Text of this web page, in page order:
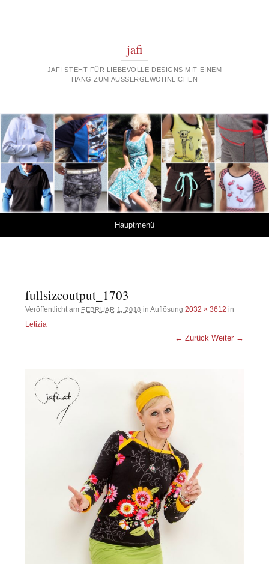
jafi
JAFI STEHT FÜR LIEBEVOLLE DESIGNS MIT EINEM
HANG ZUM AUSSERGEWÖHNLICHEN
Hauptmenü
fullsizeoutput_1703
Veröffentlicht am FEBRUAR 1, 2018 in Auflösung 2032 × 3612 in
Letizia
← Zurück Weiter →